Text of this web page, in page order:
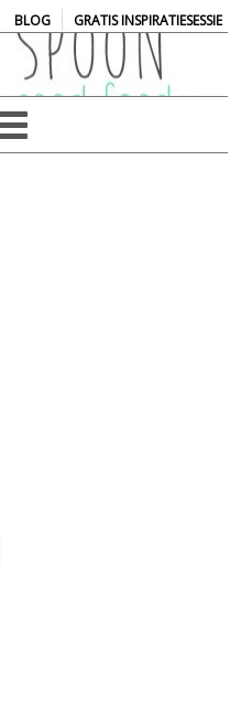
BLOG| GRATIS INSPIRATIESESSIE